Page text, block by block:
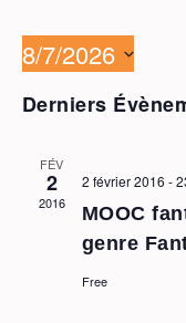
8/7/2026
une
Derniers
FÉV
2
2016
2 février 2016 -
MOOC
genre
Free